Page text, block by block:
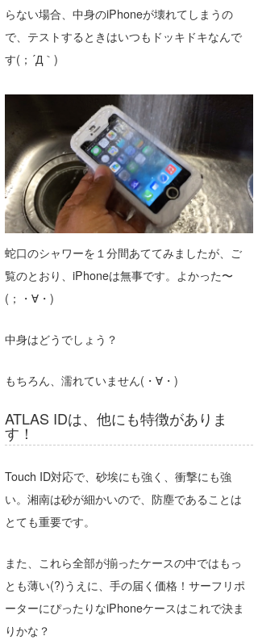
らない場合、中身のiPhoneが壊れてしまうの
で、テストするときはいつもドッキドキなんで
す(；´Д｀)
蛇口のシャワーを１分間あててみましたが、ご
覧のとおり、iPhoneは無事です。よかった〜
(；・∀・)
中身はどうでしょう？
もちろん、濡れていません(・∀・)
ATLAS IDは、他にも特徴がありま
す！
Touch ID対応で、砂埃にも強く、衝撃にも強
い。湘南は砂が細かいので、防塵であることは
とても重要です。
また、これら全部が揃ったケースの中ではもっ
とも薄い(?)うえに、手の届く価格！サーフリポ
ーターにぴったりなiPhoneケースはこれで決ま
りかな？